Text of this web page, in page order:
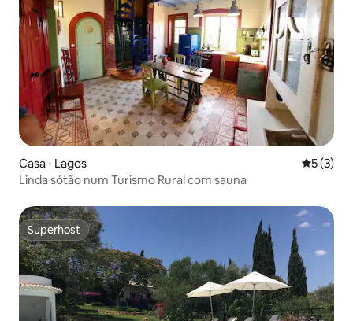
Casa ⋅ Lagos 5 de
5 (3)
Linda sótão num Turismo Rural com sauna
Superhost
Superhost